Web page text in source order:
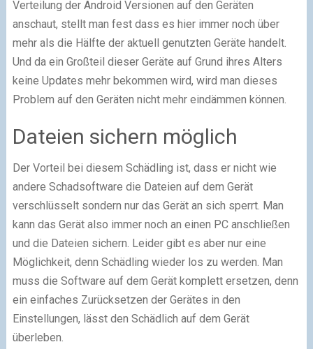
Verteilung der Android Versionen auf den Geräten
anschaut, stellt man fest dass es hier immer noch über
mehr als die Hälfte der aktuell genutzten Geräte handelt.
Und da ein Großteil dieser Geräte auf Grund ihres Alters
keine Updates mehr bekommen wird, wird man dieses
Problem auf den Geräten nicht mehr eindämmen können.
Dateien sichern möglich
Der Vorteil bei diesem Schädling ist, dass er nicht wie
andere Schadsoftware die Dateien auf dem Gerät
verschlüsselt sondern nur das Gerät an sich sperrt. Man
kann das Gerät also immer noch an einen PC anschließen
und die Dateien sichern. Leider gibt es aber nur eine
Möglichkeit, denn Schädling wieder los zu werden. Man
muss die Software auf dem Gerät komplett ersetzen, denn
ein einfaches Zurücksetzen der Gerätes in den
Einstellungen, lässt den Schädlich auf dem Gerät
überleben.